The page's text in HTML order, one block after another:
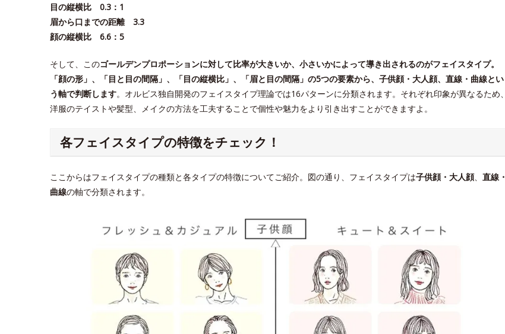
目の縦横比 0.3：1
眉から口までの距離 3.3
顔の縦横比 6.6：5
そして、このゴールデンプロポーションに対して比率が大きいか、小さいかによって導き出されるのがフェイスタイプ。
「顔の形」、「目と目の間隔」、「目の縦横比」、「眉と目の間隔」の5つの要素から、子供顔・大人顔、直線・曲線とい
う軸で判断します。オルビス独自開発のフェイスタイプ理論では16パターンに分類されます。それぞれ印象が異なるため、
洋服のテイストや髪型、メイクの方法を工夫することで個性や魅力をより引き出すことができますよ。
各フェイスタイプの特徴をチェック！
ここからはフェイスタイプの種類と各タイプの特徴についてご紹介。図の通り、フェイスタイプは子供顔・大人顔、 直線・
曲線の軸で分類されます。